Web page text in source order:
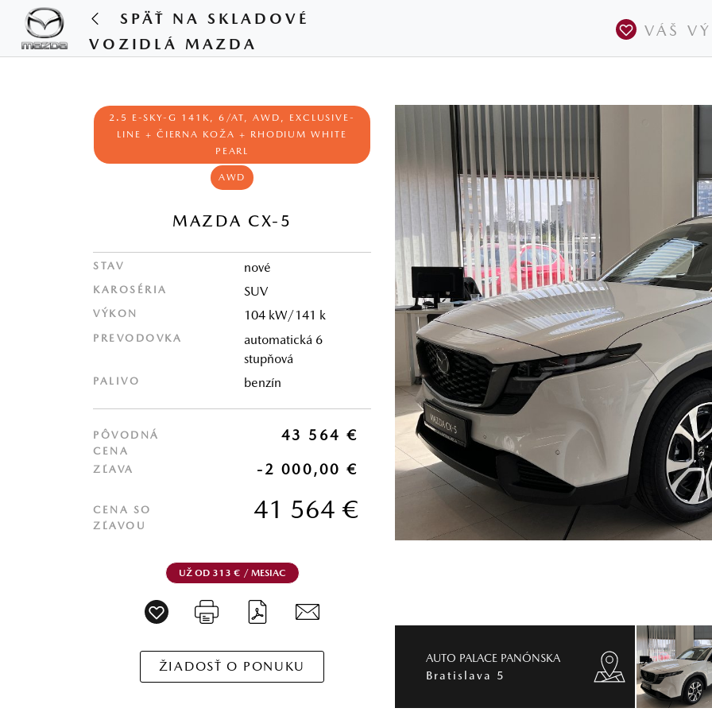
SPÄŤ NA SKLADOVÉ
VOZIDLÁ MAZDA
VÁŠ
2.5 E-SKY-G 141K, 6/AT, AWD, EXCLUSIVE-
LINE + ČIERNA KOŽA + RHODIUM WHITE
PEARL
AWD
MAZDA CX-5
STAV nové
KAROSÉRIA SUV
VÝKON 104 kW/141 k
PREVODOVKA
automatická 6
stupňová
PALIVO benzín
PÔVODNÁ
CENA
43 564 €
ZĽAVA -2 000,00 €
CENA SO
ZĽAVOU
41 564 €
UŽ OD 313 € / MESIAC
ŽIADOSŤ O PONUKU
AUTO PALACE PANÓNSKA
Bratislava 5